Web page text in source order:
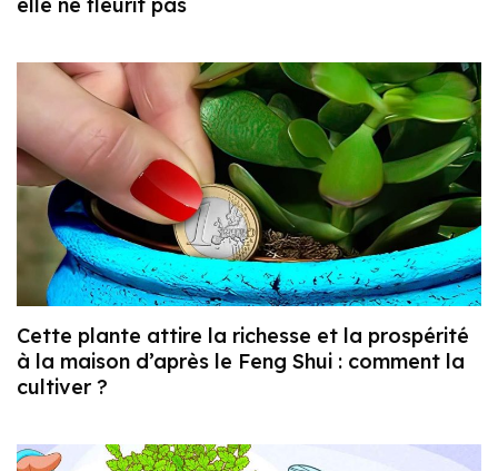
Cette plante attire la richesse et la prospérité
à la maison d’après le Feng Shui : comment la
cultiver ?